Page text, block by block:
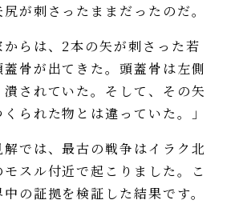
が刺さったままだったのだ。
らは、2本の矢が刺さった若
骨が出てきた。頭蓋骨は左側
されていた。そして、その矢
られた物とは違っていた。」
では、最古の戦争はイラク北
スル付近で起こりました。こ
の証拠を検証した結果です。